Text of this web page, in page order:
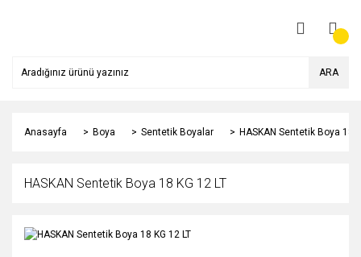
ARA
Anasayfa Boya Sentetik Boyalar HASKAN Sentetik Boya 18
HASKAN Sentetik Boya 18 KG 12 LT